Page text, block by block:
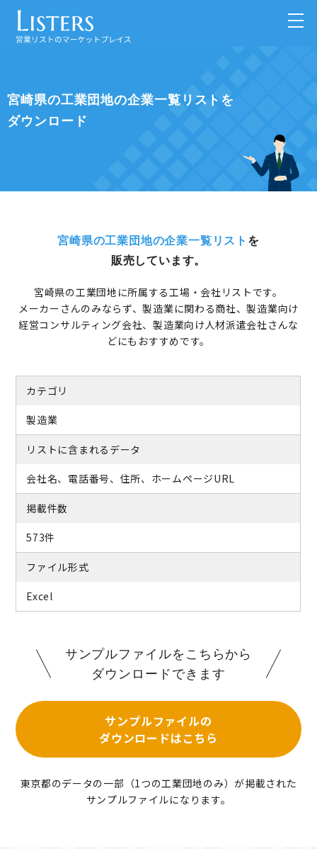
宮崎県の工業団地の企業一覧リストを
ダウンロード
宮崎県の工業団地の企業一覧リスト を
販売しています。
宮崎県の工業団地に所属する工場・会社リストです。
メーカーさんのみならず、製造業に関わる商社、製造業向け
経営コンサルティング会社、製造業向け人材派遣会社さんな
どにもおすすめです。
カテゴリ
製造業
リストに含まれるデータ
会社名、電話番号、住所、ホームページURL
掲載件数
573件
ファイル形式
Excel
サンプルファイルをこちらから
ダウンロードできます
サンプルファイルの
ダウンロードはこちら
東京都のデータの一部（1つの工業団地のみ）が掲載された
サンプルファイルになります。